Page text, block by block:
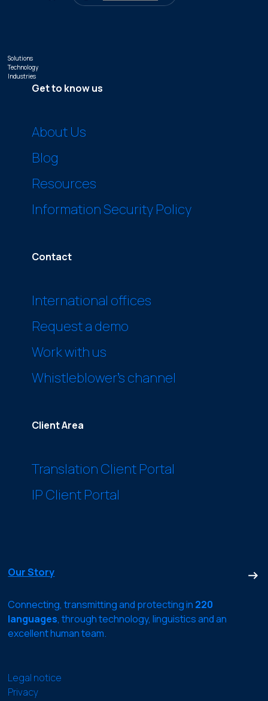
Solutions
Technology
Industries
Get to know us
About Us
Blog
Resources
Information Security Policy
Contact
International offices
Request a demo
Work with us
Whistleblower’s channel
Client Area
Translation Client Portal
IP Client Portal
Our Story
Connecting, transmitting and protecting in 220
languages, through technology, linguistics and an
excellent human team.
Legal notice
Privacy